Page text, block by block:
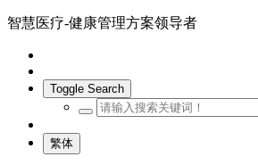
智慧医疗-健康管理方案领导者
Toggle Search
繁体